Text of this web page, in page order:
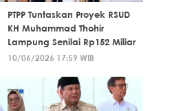
PTPP Tuntaskan Proyek RSUD
KH Muhammad Thohir
Lampung Senilai Rp152 Miliar
10/06/2026 17:59 WIB